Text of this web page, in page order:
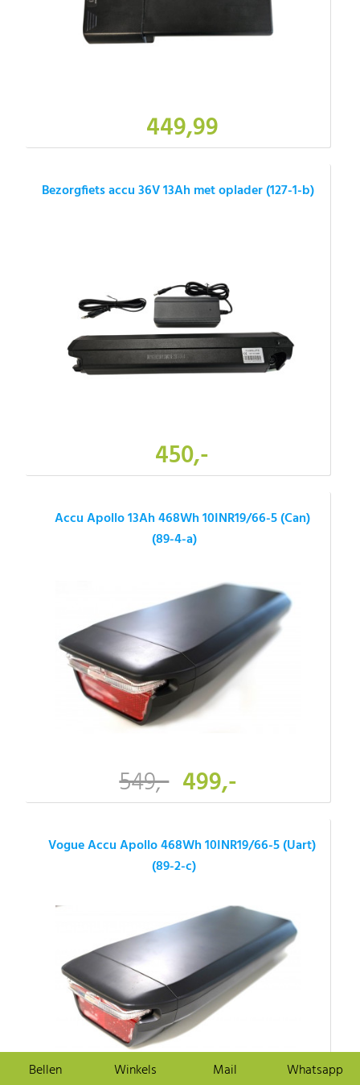
449,99
Bezorgfiets accu 36V 13Ah met oplader (127-1-b)
450,-
Accu Apollo 13Ah 468Wh 10INR19/66-5 (Can)
(89-4-a)
549,- 499,-
Vogue Accu Apollo 468Wh 10INR19/66-5 (Uart)
(89-2-c)
Bellen Winkels Mail Whatsapp